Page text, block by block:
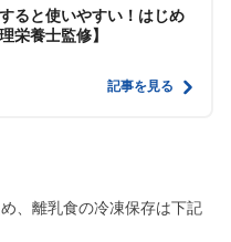
ると使いやすい！はじめ
栄養士監修】
記事を見る
、離乳食の冷凍保存は下記